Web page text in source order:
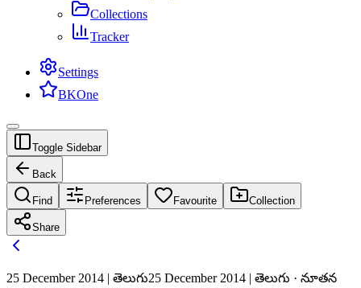
Collections
Tracker
Settings
BKOne
Toggle Sidebar
Back
Find Preferences Favourite Collection
Share
25 December 2014 | తెలుగు25 December 2014 | తెలుగు · నూతన